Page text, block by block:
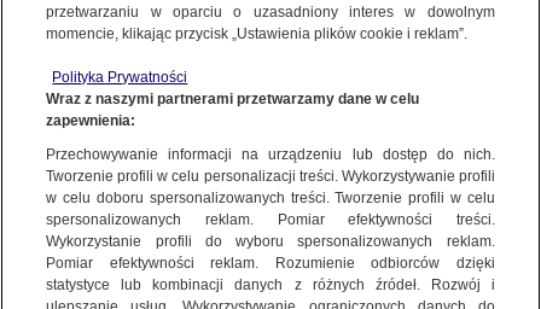
FAKTY PO FAKTACH
FAKTY O ŚWIECIE
WIĘCEJ
KANAŁY
KOALICJA OBYWATELSKA
przetwarzaniu w oparciu o uzasadniony interes w dowolnym
momencie, klikając przycisk „Ustawienia plików cookie i reklam”.
Polityka Prywatności
Wraz z naszymi partnerami przetwarzamy dane w celu
zapewnienia:
Przechowywanie informacji na urządzeniu lub dostęp do nich.
Tworzenie profili w celu personalizacji treści. Wykorzystywanie profili
w celu doboru spersonalizowanych treści. Tworzenie profili w celu
spersonalizowanych reklam. Pomiar efektywności treści.
Wykorzystanie profili do wyboru spersonalizowanych reklam.
Pomiar efektywności reklam. Rozumienie odbiorców dzięki
statystyce lub kombinacji danych z różnych źródeł. Rozwój i